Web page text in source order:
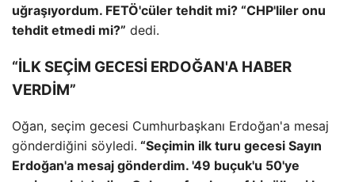
uğraşıyordum. FETÖ'cüler tehdit mi? “CHP'liler onu
tehdit etmedi mi?” dedi.
“İLK SEÇİM GECESİ ERDOĞAN'A HABER
VERDİM”
Oğan, seçim gecesi Cumhurbaşkanı Erdoğan'a mesaj
gönderdiğini söyledi. “Seçimin ilk turu gecesi Sayın
Erdoğan'a mesaj gönderdim. '49 buçuk'u 50'ye